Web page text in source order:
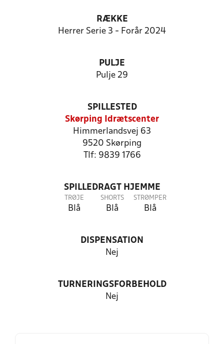
RÆKKE
Herrer Serie 3 - Forår 2024
PULJE
Pulje 29
SPILLESTED
Skørping Idrætscenter
Himmerlandsvej 63
9520 Skørping
Tlf: 9839 1766
SPILLEDRAGT HJEMME
TRØJE
Blå
SHORTS
Blå
STRØMPER
Blå
DISPENSATION
Nej
TURNERINGSFORBEHOLD
Nej